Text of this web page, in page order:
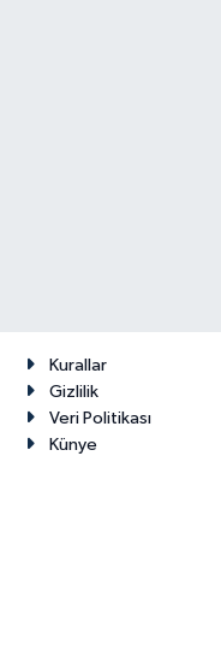
Kurallar
Gizlilik
Veri Politikası
Künye